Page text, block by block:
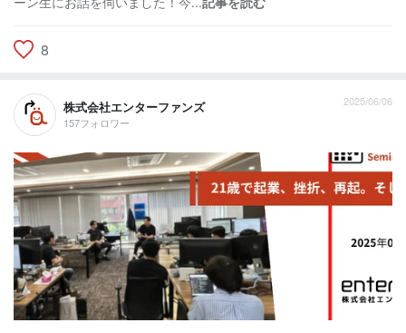
8
株式会社エンターファンズ
157フォロワー
2025/06/06